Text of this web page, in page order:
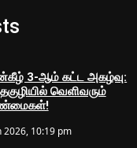
3-ஆம் கட்ட அகழ்வு:
வெளிவரும்
2026, 10:19 pm